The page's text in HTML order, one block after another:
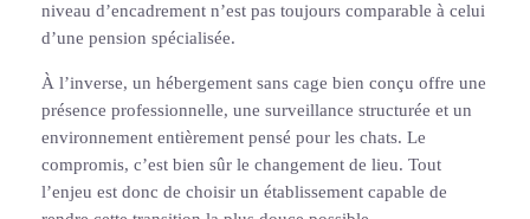
niveau d’encadrement n’est pas toujours comparable à celui
d’une pension spécialisée.
À l’inverse, un hébergement sans cage bien conçu offre une
présence professionnelle, une surveillance structurée et un
environnement entièrement pensé pour les chats. Le
compromis, c’est bien sûr le changement de lieu. Tout
l’enjeu est donc de choisir un établissement capable de